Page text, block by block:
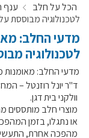
רשימת המחלבות
לאתר יצרני החלב
מחלקות המועצה,
מפת הרפתות,
רשימת טלפונים
קול קורא
מכרזים
הכל על חלב ענף
לטכנולוגיה מבוססת
מדעי החלב:
לטכנולוגיה
מדעי החלב: מאומנות
ד"ר יונל רוזנטל –
וולקני בית דגן.
מוצרי חלב מותססים